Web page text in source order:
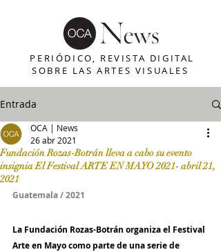
PERIÓDICO, REVISTA DIGITAL
SOBRE LAS ARTES VISUALES
Entrada
Fundación Rozas-Botrán lleva a cabo su evento
insignia El Festival ARTE EN MAYO 2021- abril 21,
2021
OCA | News
26 abr 2021
Guatemala / 2021
La Fundación Rozas-Botrán organiza el Festival
Arte en Mayo como parte de una serie de